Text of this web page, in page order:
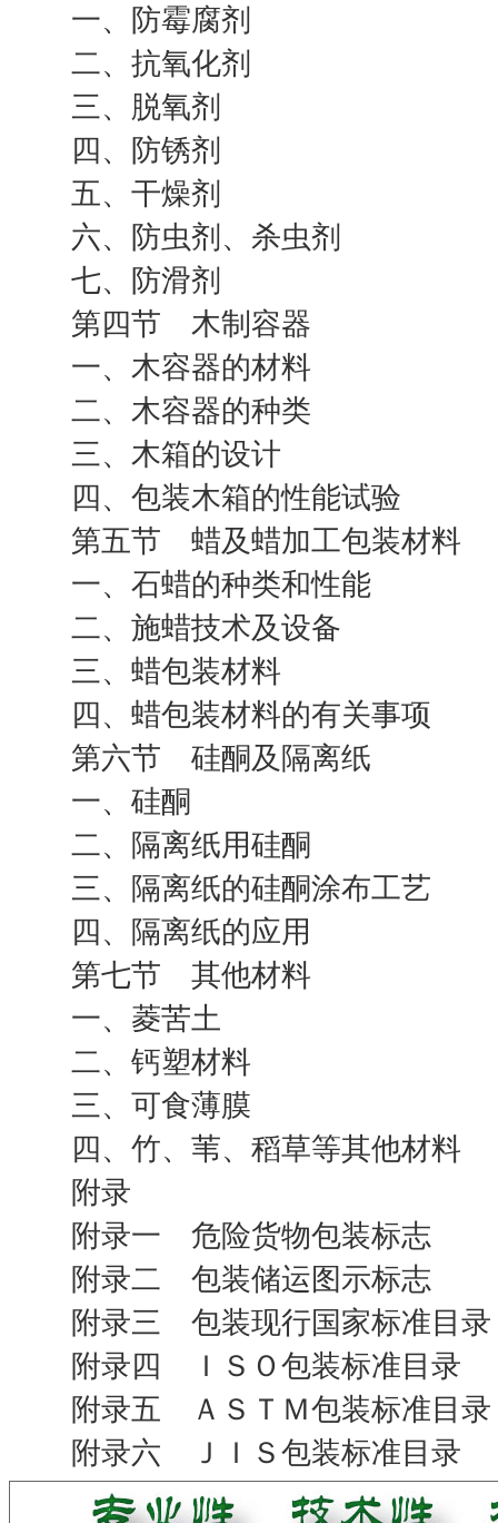
一、防霉腐剂
二、抗氧化剂
三、脱氧剂
四、防锈剂
五、干燥剂
六、防虫剂、杀虫剂
七、防滑剂
第四节 木制容器
一、木容器的材料
二、木容器的种类
三、木箱的设计
四、包装木箱的性能试验
第五节 蜡及蜡加工包装材料
一、石蜡的种类和性能
二、施蜡技术及设备
三、蜡包装材料
四、蜡包装材料的有关事项
第六节 硅酮及隔离纸
一、硅酮
二、隔离纸用硅酮
三、隔离纸的硅酮涂布工艺
四、隔离纸的应用
第七节 其他材料
一、菱苦土
二、钙塑材料
三、可食薄膜
四、竹、苇、稻草等其他材料
附录
附录一 危险货物包装标志
附录二 包装储运图示标志
附录三 包装现行国家标准目录
附录四 ＩＳＯ包装标准目录
附录五 ＡＳＴＭ包装标准目录
附录六 ＪＩＳ包装标准目录